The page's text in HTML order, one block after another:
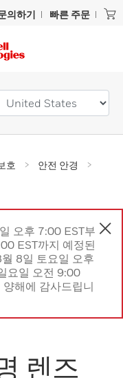
의하기 빠른 주문
호
안전 안경
오후 7:00 EST부
EST까지 예정된
8일 토요일 오후
요일 오전 9:00
해에 감사드립니
렌즈